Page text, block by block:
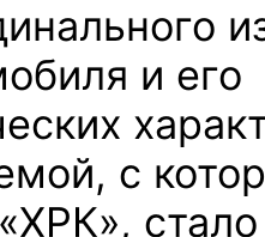
и его
с